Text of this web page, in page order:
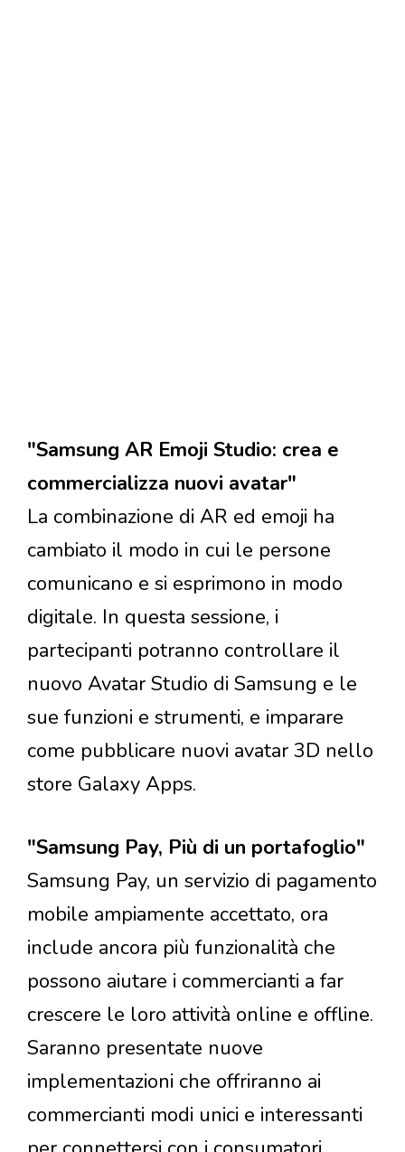
"Samsung AR Emoji Studio: crea e
commercializza nuovi avatar"
La combinazione di AR ed emoji ha
cambiato il modo in cui le persone
comunicano e si esprimono in modo
digitale. In questa sessione, i
partecipanti potranno controllare il
nuovo Avatar Studio di Samsung e le
sue funzioni e strumenti, e imparare
come pubblicare nuovi avatar 3D nello
store Galaxy Apps.
"Samsung Pay, Più di un portafoglio"
Samsung Pay, un servizio di pagamento
mobile ampiamente accettato, ora
include ancora più funzionalità che
possono aiutare i commercianti a far
crescere le loro attività online e offline.
Saranno presentate nuove
implementazioni che offriranno ai
commercianti modi unici e interessanti